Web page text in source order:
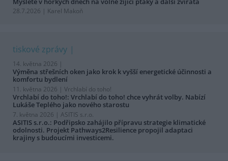
28.7.2026 | Karel Makoň
tiskové zprávy
14. května 2026 |
Výměna střešních oken jako krok k vyšší energetické účinnosti a
komfortu bydlení
11. května 2026 | Vrchlabí do toho!
Vrchlabí do toho!: Vrchlabí do toho! chce vyhrát volby. Nabízí
Lukáše Teplého jako nového starostu
7. května 2026 | ASITIS s.r.o.
ASITIS s.r.o.: Podřipsko zahájilo přípravu strategie klimatické
odolnosti. Projekt Pathways2Resilience propojil adaptaci
krajiny s budoucími investicemi.